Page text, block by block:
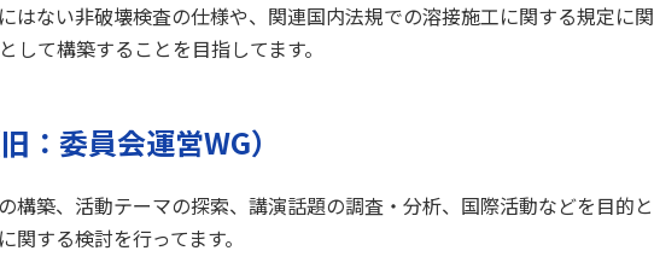
はない非破壊検査の仕様や、関連国内法規での溶接施工に関する規定に関
して構築することを目指してます。
：委員会運営WG）
構築、活動テーマの探索、講演話題の調査・分析、国際活動などを目的と
する検討を行ってます。